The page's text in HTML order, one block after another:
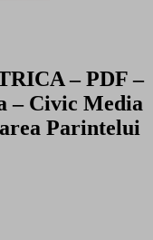
– PDF –
– Civic Media
Parintelui